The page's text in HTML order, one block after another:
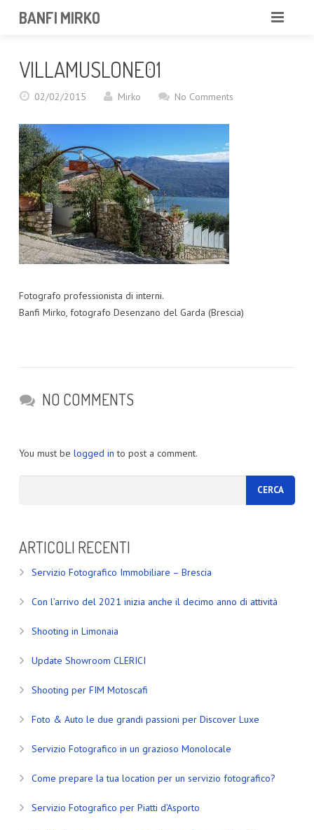
BANFI MIRKO
PORTFOLIO
SERVIZI
NEWS
CONTATTAMI
VILLAMUSLONE01
02/02/2015 Mirko No Comments
Fotografo professionista di interni.
Banfi Mirko, fotografo Desenzano del Garda (Brescia)
NO COMMENTS
You must be logged in to post a comment.
ARTICOLI RECENTI
Servizio Fotografico Immobiliare – Brescia
Con l’arrivo del 2021 inizia anche il decimo anno di attività
Shooting in Limonaia
Update Showroom CLERICI
Shooting per FIM Motoscafi
Foto & Auto le due grandi passioni per Discover Luxe
Servizio Fotografico in un grazioso Monolocale
Come prepare la tua location per un servizio fotografico?
Servizio Fotografico per Piatti d’Asporto